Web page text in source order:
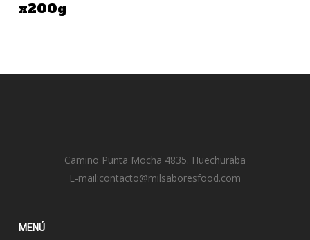
x200g
Camino Punta Mocha 4835. Huechuraba
E-mail:contacto@milsaboresfood.com
MENÚ